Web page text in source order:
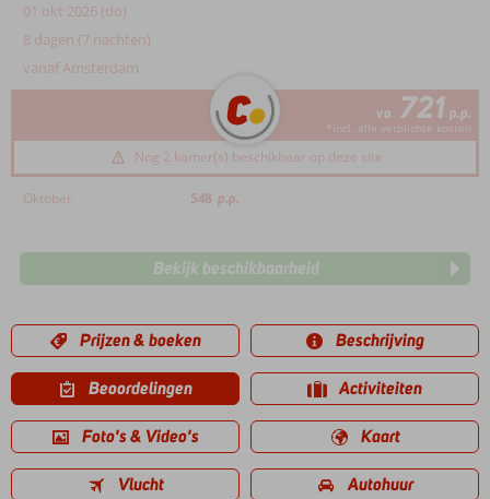
01 okt 2026 (do)
8 dagen (7 nachten)
vanaf Amsterdam
va 721 p.p.
*incl. alle verplichte kosten
Nog 2 kamer(s) beschikbaar op deze site
Oktober 548 p.p.
Bekijk beschikbaarheid
Prijzen & boeken Beschrijving
Beoordelingen Activiteiten
Foto's & Video's Kaart
Vlucht Autohuur